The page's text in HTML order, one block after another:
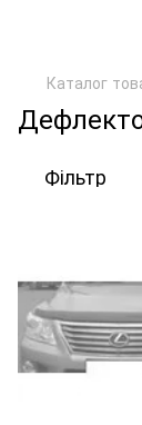
Каталог
Фільтр